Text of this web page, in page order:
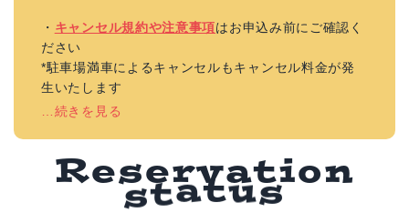
・ キャンセル規約や注意事項はお申込み前にご確認く
ださい
*駐車場満車によるキャンセルもキャンセル料金が発
生いたします
…続きを見る
Reservation
status